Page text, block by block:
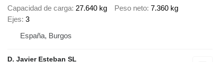
Capacidad de carga 27.640 kg Peso neto 7.360 kg
Ejes 3
España, Burgos
D. Javier Esteban SL